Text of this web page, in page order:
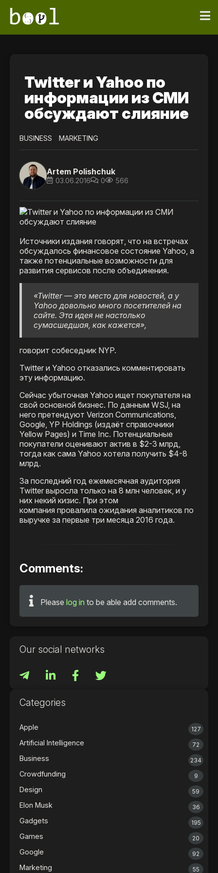
Twitter и Yahoo по
информации из СМИ
обсуждают слияние
BUSINESS MARKETING
Artem Polishchuk
03.06.2016 0 566
Источники издания говорят, что на встречах
обсуждалось финансовое состояние Yahoo, а
также потенциальные возможности для
развития сервисов после объединения.
«Twitter — это место для новостей, а у
Yahoo довольно много посетителей на
сайте. Эта идея не настолько
сумасшедшая, как кажется»,
говорит собеседник NYP.
Twitter и Yahoo отказались комментировать
эту информацию.
Сейчас убыточная Yahoo ищет покупателя на
свой основной бизнес. По данным WSJ, на
него претендуют Verizon Communications,
Google, YP Holdings (издаёт справочники
Yellow Pages) и Time Inc. Потенциальные
покупатели оценивают актив в $2-3 млрд,
тогда как сама Yahoo хотела получить $4-8
млрд.
За последний год ежемесячная аудитория
Twitter выросла только на 8 млн человек, и у
них некий кизис. При этом
компания провалила ожидания аналитиков по
выручке за первые три месяца 2016 года.
Comments:
Please log in to be able add comments.
Our social networks
Categories
Apple 127
Artificial Intelligence 72
Business 234
Crowdfunding 9
Design 59
Elon Musk 36
Gadgets 195
Games 20
Google 92
Marketing 55